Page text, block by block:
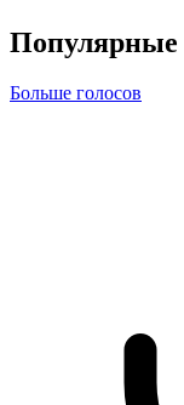
Популярные
Больше голосов